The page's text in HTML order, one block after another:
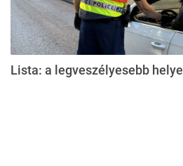
Lista: a legveszélyesebb